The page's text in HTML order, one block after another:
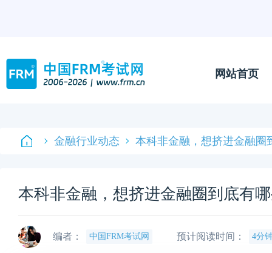
网站首页
金融行业动态 本科非金融，想挤进金融圈
本科非金融，想挤进金融圈到底有
编者： 中国FRM考试网 预计阅读时间： 4分